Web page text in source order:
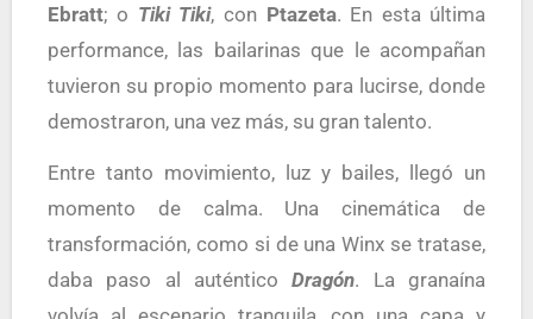
Ebratt; o Tiki Tiki, con Ptazeta. En esta última
performance, las bailarinas que le acompañan
tuvieron su propio momento para lucirse, donde
demostraron, una vez más, su gran talento.
Entre tanto movimiento, luz y bailes, llegó un
momento de calma. Una cinemática de
transformación, como si de una Winx se tratase,
daba paso al auténticoDragón. La granaína